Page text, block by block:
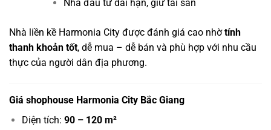
Nhà đầu tư dài hạn, giữ tài sản
Nhà liền kề Harmonia City được đánh giá cao nhờtính
thanh khoản tốt, dễ mua – dễ bán và phù hợp với nhu cầu
thực của người dân địa phương.
Giá shophouse Harmonia City Bắc Giang
Diện tích: 90 – 120 m²